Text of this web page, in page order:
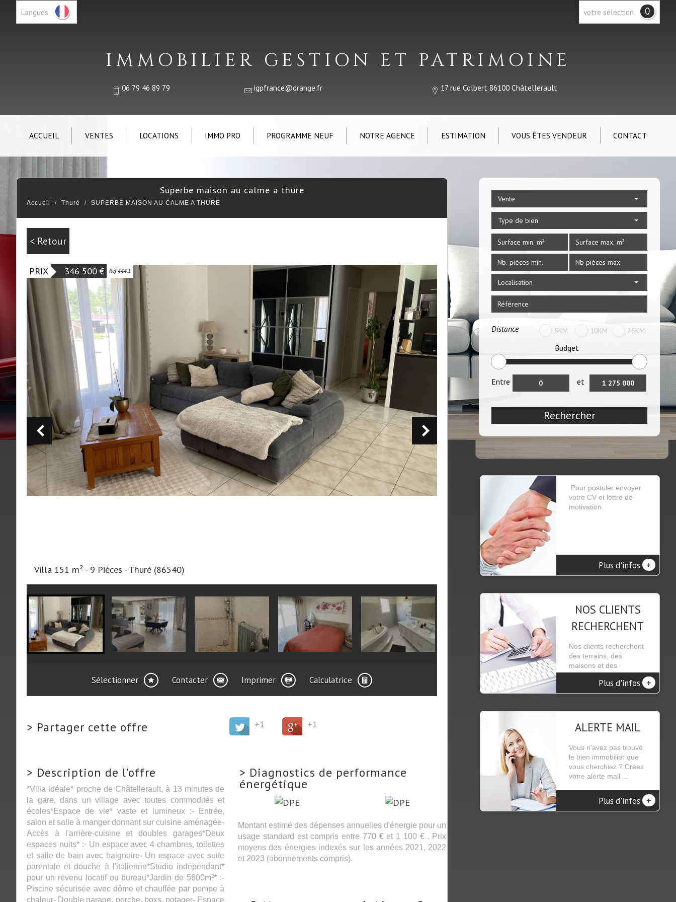
Langues votre sélection 0
IMMOBILIER GESTION ET PATRIMOINE
06 79 46 89 79 igpfrance@orange.fr 17 rue Colbert 86100 Châtellerault
ACCUEIL VENTES LOCATIONS IMMO PRO PROGRAMME NEUF NOTRE AGENCE ESTIMATION VOUS ÊTES VENDEUR CONTACT
Vente
Type de bien
Localisation
Distance 5KM 10KM 25KM
Budget
Entre et
Rechercher
superbe maison au calme a thure
Accueil Thuré SUPERBE MAISON AU CALME A THURE
< Retour
Villa 151 m² - 9 Pièces - Thuré (86540)
PRIX 346 500 € Ref 444.1
Sélectionner Contacter Imprimer Calculatrice
> Partager cette offre +1 +1
> Description de l'offre
*Villa idéale* proche de Châtellerault, à 13 minutes de
la gare, dans un village avec toutes commodités et
écoles*Espace de vie* vaste et lumineux :- Entrée,
salon et salle à manger donnant sur cuisine aménagée-
Accès à l'arrière-cuisine et doubles garages*Deux
espaces nuits* :- Un espace avec 4 chambres, toilettes
et salle de bain avec baignoire- Un espace avec suite
parentale et douche à l'italienne*Studio indépendant*
pour un revenu locatif ou bureau*Jardin de 5600m²* :-
Piscine sécurisée avec dôme et chauffée par pompe à
chaleur- Double garage, porche, boxs, potager- Espace
> Diagnostics de performance
énergétique
Montant estimé des dépenses annuelles d'énergie pour un
usage standard est compris entre 770 € et 1 100 € . Prix
moyens des énergies indexés sur les années 2021, 2022
et 2023 (abonnements compris).
Pour postuler envoyer
votre CV et lettre de
motivation
Plus d'infos +
NOS CLIENTS
RECHERCHENT
Nos clients recherchent
des terrains, des
maisons et des
appartements se trou...
Plus d'infos +
ALERTE MAIL
Vous n'avez pas trouvé
le bien immobilier que
vous cherchiez ? Créez
votre alerte mail ...
Plus d'infos +